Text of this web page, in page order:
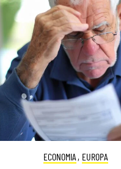
ECONOMIA , EUROPA